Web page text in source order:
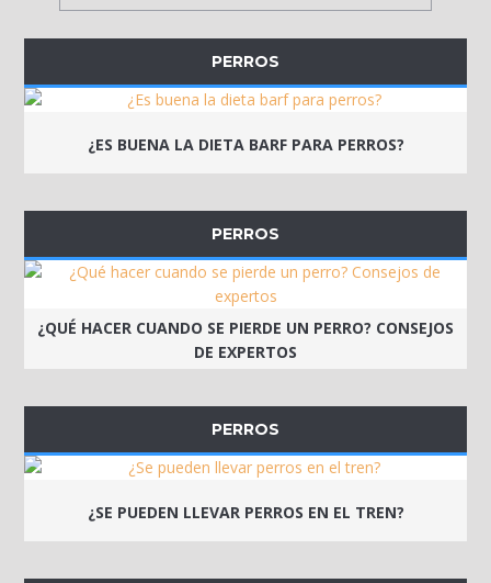
PERROS
¿ES BUENA LA DIETA BARF PARA PERROS?
PERROS
¿QUÉ HACER CUANDO SE PIERDE UN PERRO? CONSEJOS
DE EXPERTOS
PERROS
¿SE PUEDEN LLEVAR PERROS EN EL TREN?